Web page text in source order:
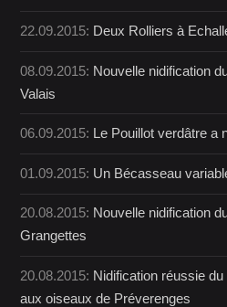
22.09.2015: Deux Rolliers à
08.09.2015: Nouvelle nidification
Valais
06.09.2015: Le Pouillot verdâtre a
01.09.2015: Un Bécasseau
20.08.2015: Nouvelle nidification
Grangettes
20.08.2015: Nidification réussie
aux oiseaux de Préverenges